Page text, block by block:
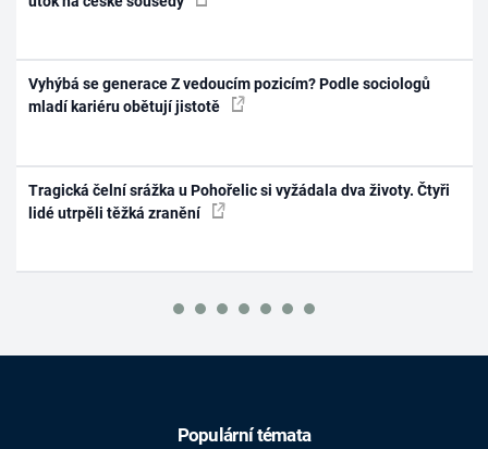
Vyhýbá se generace Z vedoucím pozicím? Podle sociologů
mladí kariéru obětují jistotě
Tragická čelní srážka u Pohořelic si vyžádala dva životy. Čtyři
lidé utrpěli těžká zranění
Populární témata